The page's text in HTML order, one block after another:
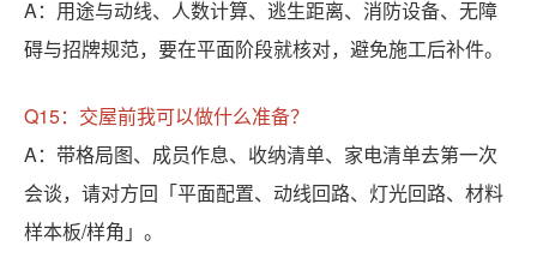
A：用途与动线、人数计算、逃生距离、消防设备、无障
碍与招牌规范，要在平面阶段就核对，避免施工后补件。
Q15：交屋前我可以做什么准备？
A：带格局图、成员作息、收纳清单、家电清单去第一次
会谈，请对方回「平面配置、动线回路、灯光回路、材料
样本板/样角」。